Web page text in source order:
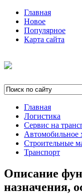
Главная
Новое
Популярное
Карта сайта
Главная
Логистика
Сервис на
Автомобильное
Строительные
Транспорт
Описание
назначения,